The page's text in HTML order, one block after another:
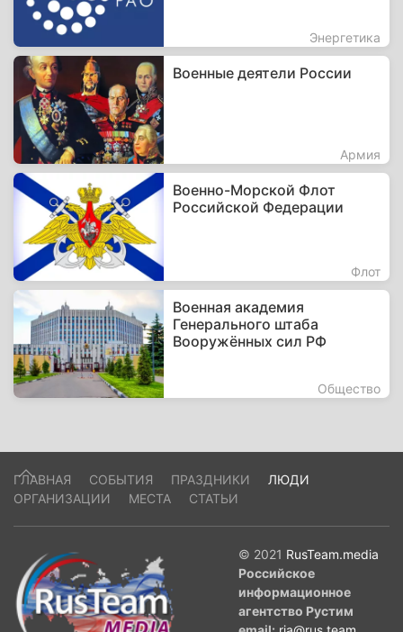
Энергетика
Военные деятели России
Армия
Военно-Морской Флот
Российской Федерации
Флот
Военная академия
Генерального штаба
Вооружённых сил РФ
Общество
ГЛАВНАЯ СОБЫТИЯ ПРАЗДНИКИ
ЛЮДИ
ОРГАНИЗАЦИИ
МЕСТА СТАТЬИ
© 2021 RusTeam.media
Российское
информационное
агентство Рустим